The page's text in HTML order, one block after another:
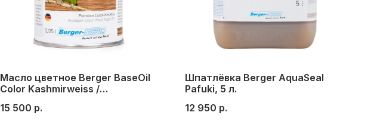
Масло цветное Berger BaseOil
Color Kashmirweiss /
белый, 1 л.
15 500 р.
Шпатлёвка Berger AquaSeal
Pafuki, 5 л.
12 950 р.